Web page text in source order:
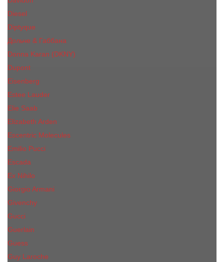
Diesel
Diptyque
Дольче & Габбана
Donna Karan (DKNY)
Dupont
Eisenberg
Еsteе Lаudеr
Elie Saab
Elizabeth Arden
Escentric Molecules
Emilio Pucci
Escada
Ex Nihilo
Giorgio Armani
Givenchy
Gucci
Guerlain
Guess
Guy Laroche